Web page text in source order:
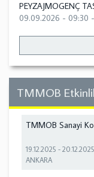
PEYZAJMOGENÇ
09.09.2026 - 09:30 -
TMMOB
TMMOB Sanayi
19.12.2025 -20.12.2025
ANKARA